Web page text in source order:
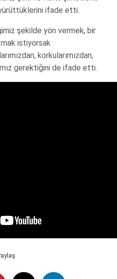
ifade etti.
şekilde yön vermek, bir
istiyorsak
korkularımızdan,
gerektiğini de ifade etti.